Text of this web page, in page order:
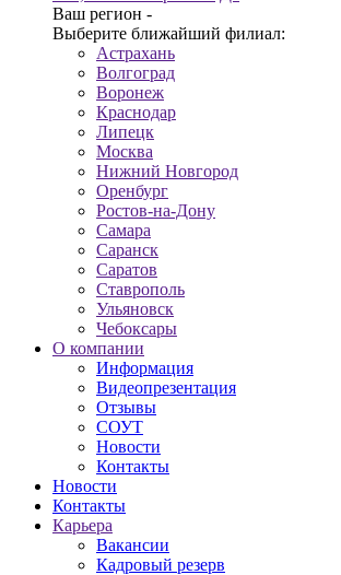
Ваш регион -
Выберите ближайший филиал:
Астрахань
Волгоград
Воронеж
Краснодар
Липецк
Москва
Нижний Новгород
Оренбург
Ростов-на-Дону
Самара
Саранск
Саратов
Ставрополь
Ульяновск
Чебоксары
О компании
Информация
Видеопрезентация
Отзывы
СОУТ
Новости
Контакты
Новости
Контакты
Карьера
Вакансии
Кадровый резерв